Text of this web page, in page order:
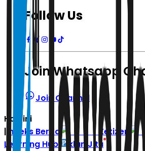
Follow Us
Join Whatsapp
Join Channel
Hari ini
| Indeks Berita
Zetizen
Learning Hub
Iklan Jitu